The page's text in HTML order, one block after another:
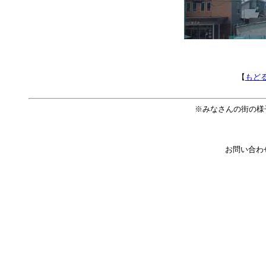
【 もど
※みなさんの街の様
お問い合わ